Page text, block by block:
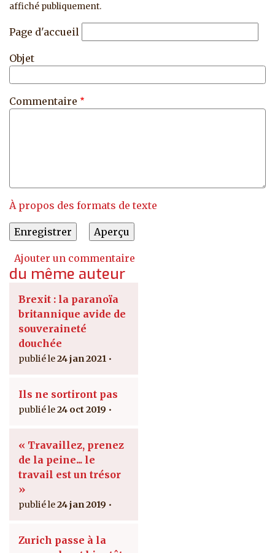
affiché publiquement.
Page d'accueil
Objet
Commentaire
À propos des formats de texte
Ajouter un commentaire
du même auteur
Brexit : la paranoïa
britannique avide de
souveraineté
douchée
24 jan 2021
Ils ne sortiront pas
24 oct 2019
« Travaillez, prenez
de la peine... le
travail est un trésor
»
24 jan 2019
Zurich passe à la